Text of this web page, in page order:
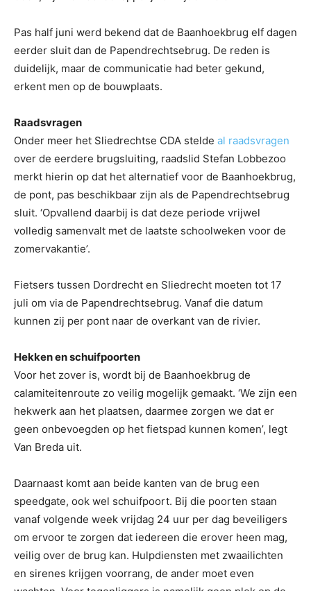
Pas half juni werd bekend dat de Baanhoekbrug elf dagen
eerder sluit dan de Papendrechtsebrug. De reden is
duidelijk, maar de communicatie had beter gekund,
erkent men op de bouwplaats.
Raadsvragen
Onder meer het Sliedrechtse CDA stelde al raadsvragen
over de eerdere brugsluiting, raadslid Stefan Lobbezoo
merkt hierin op dat het alternatief voor de Baanhoekbrug,
de pont, pas beschikbaar zijn als de Papendrechtsebrug
sluit. ‘Opvallend daarbij is dat deze periode vrijwel
volledig samenvalt met de laatste schoolweken voor de
zomervakantie’.
Fietsers tussen Dordrecht en Sliedrecht moeten tot 17
juli om via de Papendrechtsebrug. Vanaf die datum
kunnen zij per pont naar de overkant van de rivier.
Hekken en schuifpoorten
Voor het zover is, wordt bij de Baanhoekbrug de
calamiteitenroute zo veilig mogelijk gemaakt. ‘We zijn een
hekwerk aan het plaatsen, daarmee zorgen we dat er
geen onbevoegden op het fietspad kunnen komen’, legt
Van Breda uit.
Daarnaast komt aan beide kanten van de brug een
speedgate, ook wel schuifpoort. Bij die poorten staan
vanaf volgende week vrijdag 24 uur per dag beveiligers
om ervoor te zorgen dat iedereen die erover heen mag,
veilig over de brug kan. Hulpdiensten met zwaailichten
en sirenes krijgen voorrang, de ander moet even